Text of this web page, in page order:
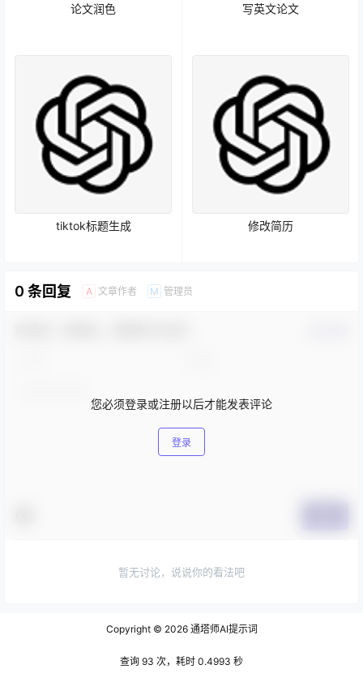
论文润色 写英文论文
tiktok标题生成 修改简历
0 条回复 A 文章作者 M 管理员
您必须登录或注册以后才能发表评论
登录
暂无讨论，说说你的看法吧
Copyright © 2026通塔师AI提示词
查询 93 次，耗时 0.4993 秒